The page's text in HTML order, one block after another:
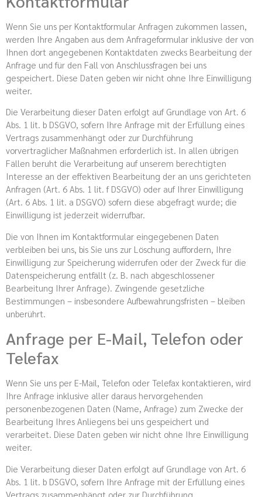
Wenn Sie uns per Kontaktformular Anfragen zukommen lassen,
werden Ihre Angaben aus dem Anfrageformular inklusive der von
Ihnen dort angegebenen Kontaktdaten zwecks Bearbeitung der
Anfrage und für den Fall von Anschlussfragen bei uns
gespeichert. Diese Daten geben wir nicht ohne Ihre Einwilligung
weiter.
Die Verarbeitung dieser Daten erfolgt auf Grundlage von Art. 6
Abs. 1 lit. b DSGVO, sofern Ihre Anfrage mit der Erfüllung eines
Vertrags zusammenhängt oder zur Durchführung
vorvertraglicher Maßnahmen erforderlich ist. In allen übrigen
Fällen beruht die Verarbeitung auf unserem berechtigten
Interesse an der effektiven Bearbeitung der an uns gerichteten
Anfragen (Art. 6 Abs. 1 lit. f DSGVO) oder auf Ihrer Einwilligung
(Art. 6 Abs. 1 lit. a DSGVO) sofern diese abgefragt wurde; die
Einwilligung ist jederzeit widerrufbar.
Die von Ihnen im Kontaktformular eingegebenen Daten
verbleiben bei uns, bis Sie uns zur Löschung auffordern, Ihre
Einwilligung zur Speicherung widerrufen oder der Zweck für die
Datenspeicherung entfällt (z. B. nach abgeschlossener
Bearbeitung Ihrer Anfrage). Zwingende gesetzliche
Bestimmungen – insbesondere Aufbewahrungsfristen – bleiben
unberührt.
Anfrage per E-Mail, Telefon oder
Telefax
Wenn Sie uns per E-Mail, Telefon oder Telefax kontaktieren, wird
Ihre Anfrage inklusive aller daraus hervorgehenden
personenbezogenen Daten (Name, Anfrage) zum Zwecke der
Bearbeitung Ihres Anliegens bei uns gespeichert und
verarbeitet. Diese Daten geben wir nicht ohne Ihre Einwilligung
weiter.
Die Verarbeitung dieser Daten erfolgt auf Grundlage von Art. 6
Abs. 1 lit. b DSGVO, sofern Ihre Anfrage mit der Erfüllung eines
Vertrags zusammenhängt oder zur Durchführung